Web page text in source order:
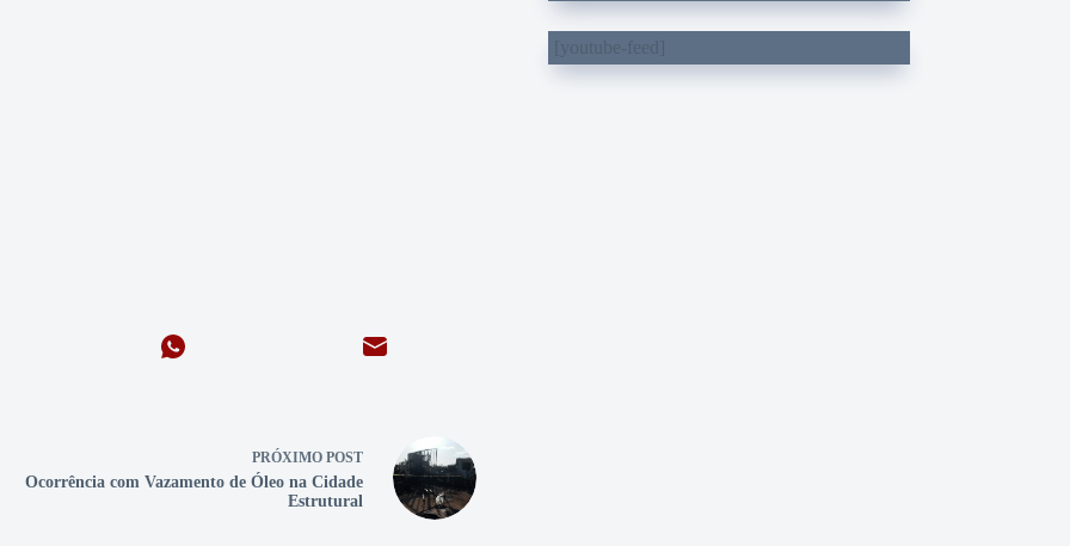
PRÓXIMO POST
Ocorrência com Vazamento de Óleo na Cidade
Estrutural
[youtube-feed]